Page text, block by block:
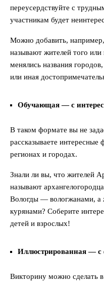
переусердствуйте с
участникам будет
Можно добавить,
называют жителей того или
менялись названия
или иная
Обучающая — с
В таком формате вы не
рассказываете интересные
регионах и городах.
Знали ли вы, что жителей
называют
Вологды — вологжанами, а
курянами? Соберите
детей и взрослых!
Иллюстрированная — с
Викторину можно сделать